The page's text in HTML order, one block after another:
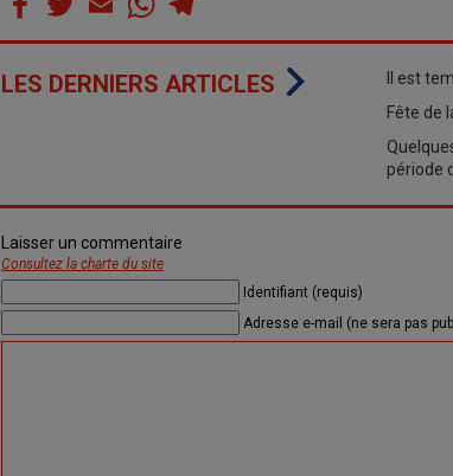
LES DERNIERS ARTICLES
Il est
Fête de
période
Laisser un commentaire
Consultez la charte du site
Identifiant (requis)
Adresse e-mail (ne sera pas